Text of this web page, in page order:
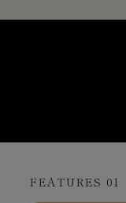
FEATURES 01